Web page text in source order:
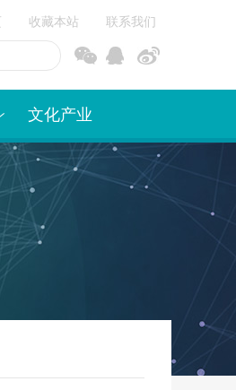
收藏本站 联系我们
文化产业